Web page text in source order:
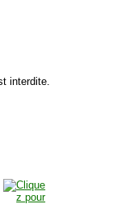
interdite.